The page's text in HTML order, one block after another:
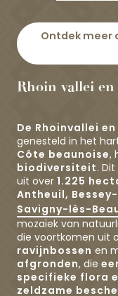
Ontdek meer
Rhoin vallei
De Rhoinvallei
genesteld in het
Côte beaunoise,
biodiversiteit. Dit
uit over 1.225
Antheuil,
Savigny-lès-
mozaïek van
die voortkomen uit
ravijnbossen en
afgronden, die
specifieke flora
zeldzame